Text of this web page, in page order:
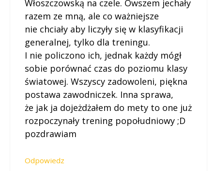
Włoszczowską na czele. Owszem jechały
razem ze mną, ale co ważniejsze
nie chciały aby liczyły się w klasyfikacji
generalnej, tylko dla treningu.
I nie policzono ich, jednak każdy mógł
sobie porównać czas do poziomu klasy
światowej. Wszyscy zadowoleni, piękna
postawa zawodniczek. Inna sprawa,
że jak ja dojeżdżałem do mety to one już
rozpoczynały trening popołudniowy ;D
pozdrawiam
Odpowiedz